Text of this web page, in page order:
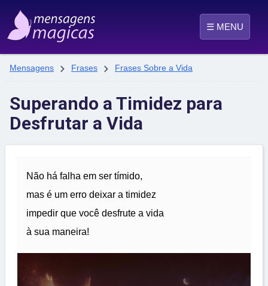
☰ MENU
Mensagens  Frases  Frases Sobre a Vida
Superando a Timidez para
Desfrutar a Vida
Não há falha em ser tímido,
mas é um erro deixar a timidez
impedir que você desfrute a vida
à sua maneira!